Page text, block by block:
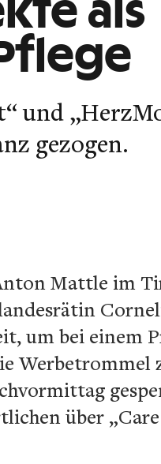
als
und
gezogen.
Mattle im
um bei einem
Werbetrommel
über